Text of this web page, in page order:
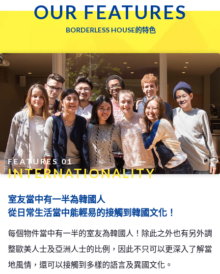
OUR FEATURES
BORDERLESS HOUSE的特色
FEATURES 01
INTERNATIONALITY
室友當中有一半為韓國人
從日常生活當中能輕易的接觸到韓國文化！
每個物件當中有一半的室友為韓國人！除此之外也有另外調
整歐美人士及亞洲人士的比例，因此不只可以更深入了解當
地風情，還可以接觸到多樣的語言及異國文化。